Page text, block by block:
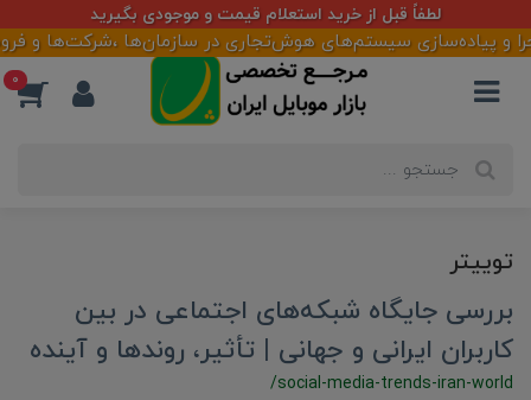
لطفاً قبل از خرید استعلام قیمت و موجودی بگیرید
و پیاده‌سازی سیستم‌های هوش‌تجاری در سازمان‌ها ،شرکت‌ها و
0
توییتر
بررسی جایگاه شبکه‌های اجتماعی در بین
کاربران ایرانی و جهانی | تأثیر، روندها و آینده
/social-media-trends-iran-world